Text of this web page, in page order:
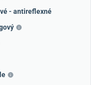
- antireflexné